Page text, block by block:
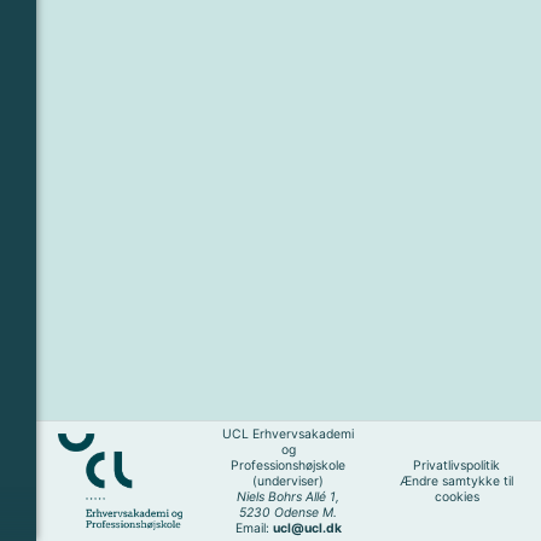
UCL Erhvervsakademi
og
Professionshøjskole
(underviser)
Niels Bohrs Allé 1,
5230 Odense M.
Email: ucl@ucl.dk
Privatlivspolitik
Ændre samtykke til
cookies